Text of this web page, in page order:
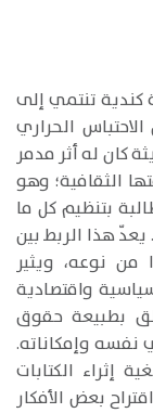
تنتمي إلى
الحراري
كان له أثر مدمر
الثقافية؛ وهو
بتنظيم كل ما
هذا الربط بين
من نوعه، ويثير
واقتصادية
بطبيعة حقوق
نفسه وإمكاناته.
إثراء الكتابات
بعض الأفكار